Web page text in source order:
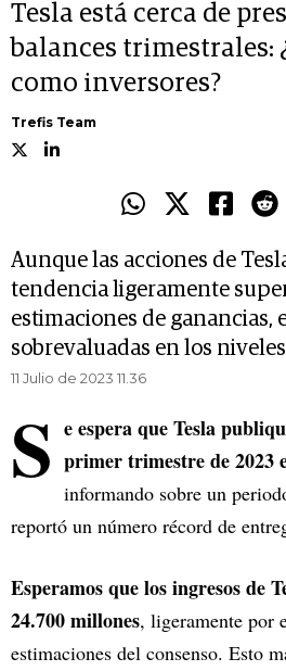
Tesla está cerca de
balances trimestrales:
como inversores?
Trefis Team
Aunque las acciones de
tendencia ligeramente
estimaciones de ganancias,
sobrevaluadas en los
11 Julio de 2023 11.36
S e espera que Tesla
primer trimestre de 2023
informando sobre un
reportó un número récord de
Esperamos que los ingresos de
24.700 millones, ligeramente por
estimaciones del consenso. Esto